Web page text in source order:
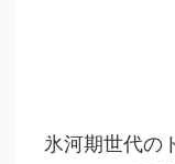
氷河期世代の